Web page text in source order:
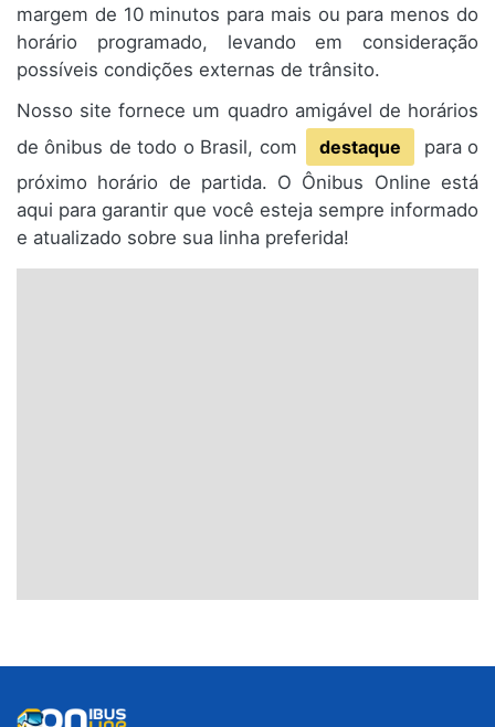
margem de 10 minutos para mais ou para menos do
horário programado, levando em consideração
possíveis condições externas de trânsito.
Nosso site fornece um quadro amigável de horários
de ônibus de todo o Brasil, com
destaque
para o
próximo horário de partida. O Ônibus Online está
aqui para garantir que você esteja sempre informado
e atualizado sobre sua linha preferida!